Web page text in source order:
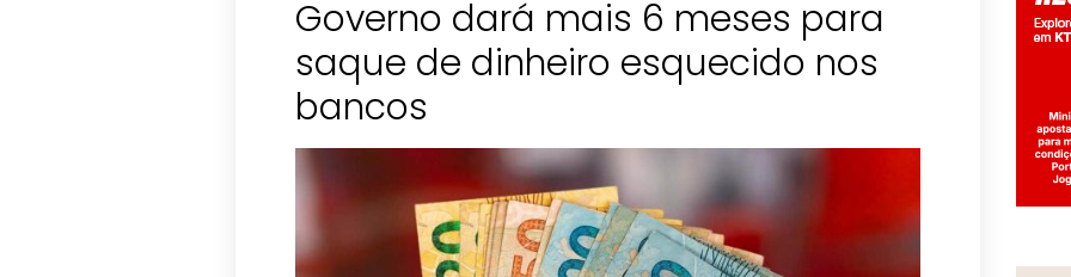
Governo dará mais 6 meses para
saque de dinheiro esquecido nos
bancos